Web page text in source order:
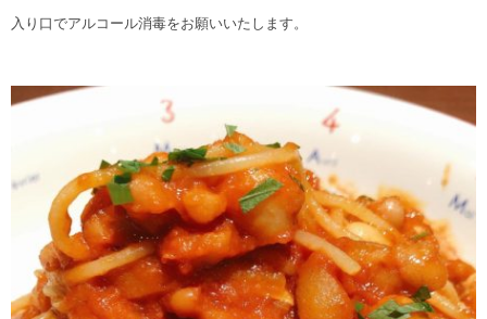
入り口でアルコール消毒をお願いいたします。